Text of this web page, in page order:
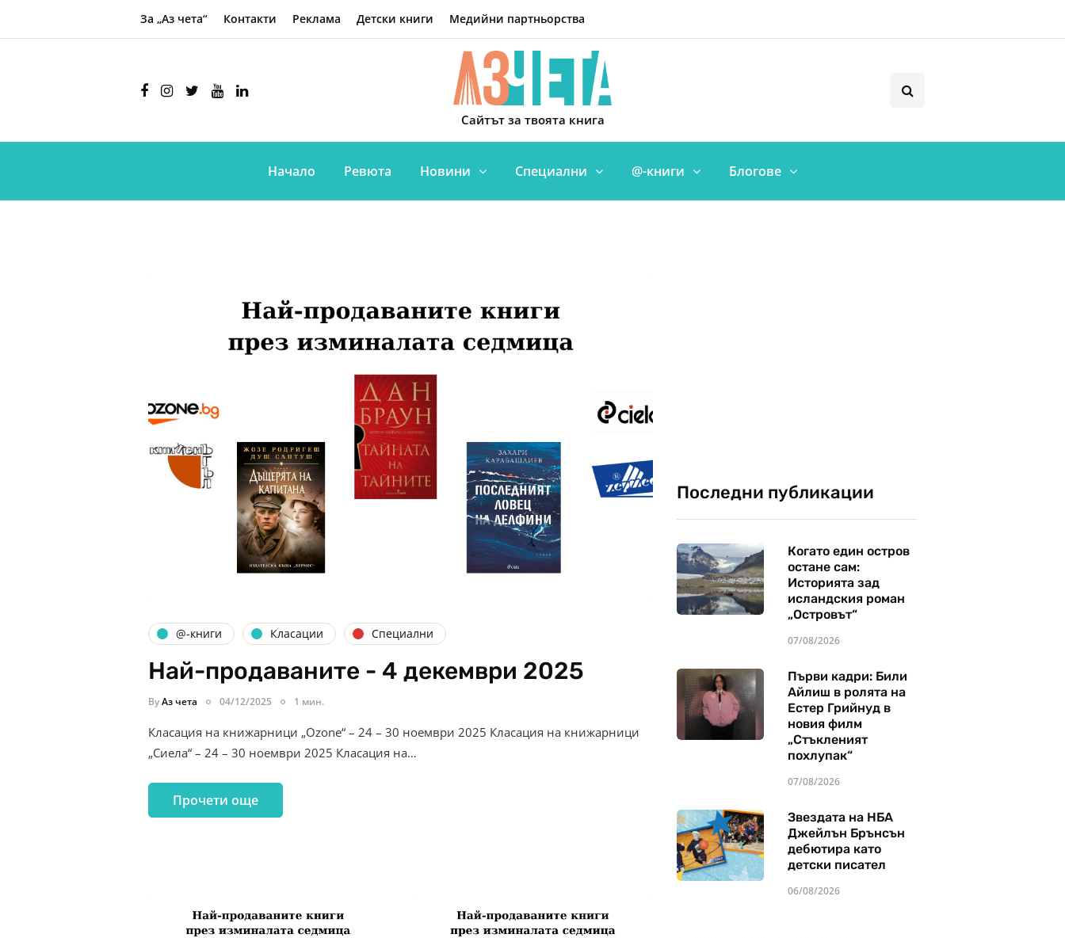
За „Аз чета“ Контакти Реклама Детски книги Медийни партньорства
Сайтът за твоята книга
Начало Ревюта Новини Специални @-книги Блогове
@-книги Класации Специални
Най-продаваните - 4 декември 2025
ByАз чета 04/12/2025 1 мин.
Класация на книжарници „Ozone“ – 24 – 30 ноември 2025 Класация на книжарници
„Сиела“ – 24 – 30 ноември 2025 Класация на…
Прочети още
Последни публикации
Когато един остров
остане сам:
Историята зад
исландския роман
„Островът“
07/08/2026
Първи кадри: Били
Айлиш в ролята на
Естер Грийнуд в
новия филм
„Стъкленият
похлупак“
07/08/2026
Звездата на НБА
Джейлън Брънсън
дебютира като
детски писател
06/08/2026